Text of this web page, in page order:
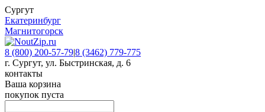
Сургут
Екатеринбург
Магнитогорск
8 (800) 200-57-79|8 (3462) 779-775
г. Сургут, ул. Быстринская, д. 6
контакты
Ваша корзина
покупок пуста